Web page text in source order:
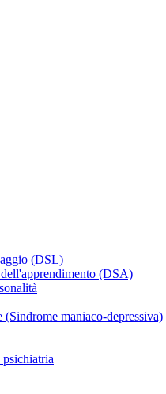
(DSL)
(DSA)
maniaco-depressiva)